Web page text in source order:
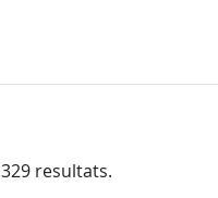
resultats.